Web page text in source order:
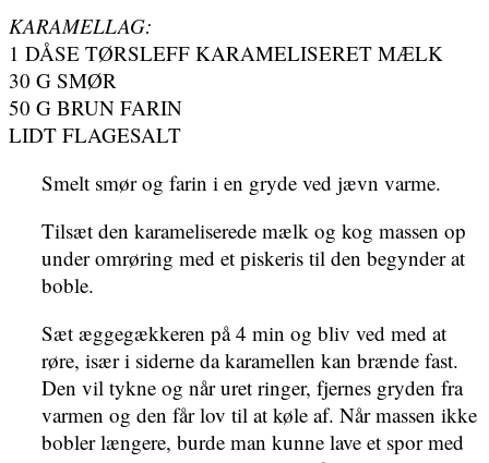
KARAMELLAG:
1 DÅSE TØRSLEFF KARAMELISERET MÆLK
30 G SMØR
50 G BRUN FARIN
LIDT FLAGESALT
Smelt smør og farin i en gryde ved jævn varme.
Tilsæt den karameliserede mælk og kog massen op
under omrøring med et piskeris til den begynder at
boble.
Sæt æggegækkeren på 4 min og bliv ved med at
røre, især i siderne da karamellen kan brænde fast.
Den vil tykne og når uret ringer, fjernes gryden fra
varmen og den får lov til at køle af. Når massen ikke
bobler længere, burde man kunne lave et spor med